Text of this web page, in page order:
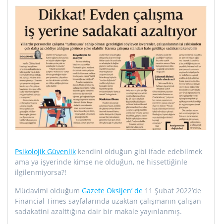
Psikolojik Güvenlik kendini olduğun gibi ifade edebilmek
ama ya işyerinde kimse ne olduğun, ne hissettiğinle
ilgilenmiyorsa?!
Müdavimi olduğum Gazete Oksijen’ de 11 Şubat 2022’de
Financial Times sayfalarında uzaktan çalışmanın çalışan
sadakatini azalttığına dair bir makale yayınlanmış.